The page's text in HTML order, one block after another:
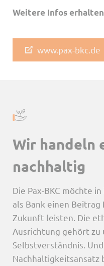
Weitere Infos
www.pax-bkc.de
Wir handeln
nachhaltig
Die Pax-BKC möchte
als Bank einen
Zukunft leisten. Die
Ausrichtung gehört zu
Selbstverständnis.
Nachhaltigkeitsansatz